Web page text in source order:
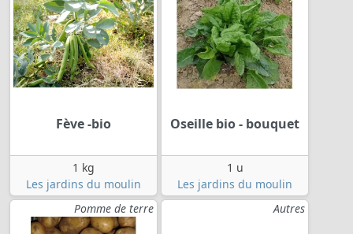
Fève -bio
1 kg
Les jardins du moulin
Oseille bio - bouquet
1 u
Les jardins du moulin
Pomme de terre
Autres